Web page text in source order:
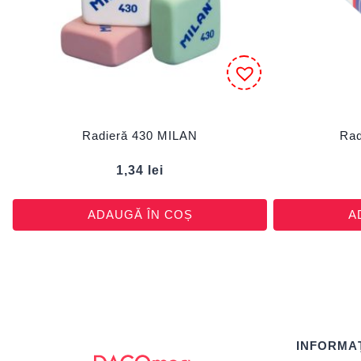
Radieră 430 MILAN
1,34 lei
ADAUGĂ ÎN COȘ